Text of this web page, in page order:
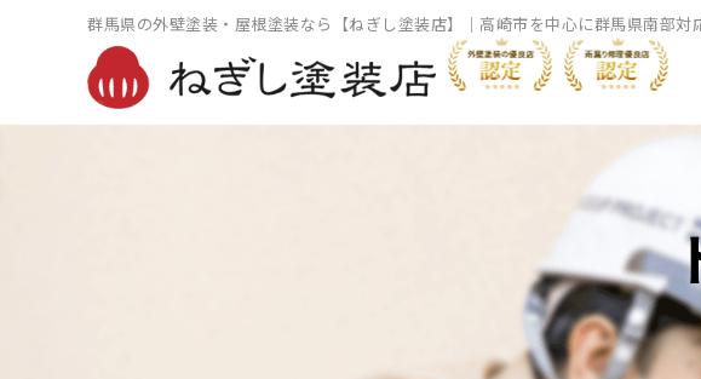
群馬県の外壁塗装・屋根塗装なら【ねぎし塗装店】｜高崎市を中心に群馬県南部対